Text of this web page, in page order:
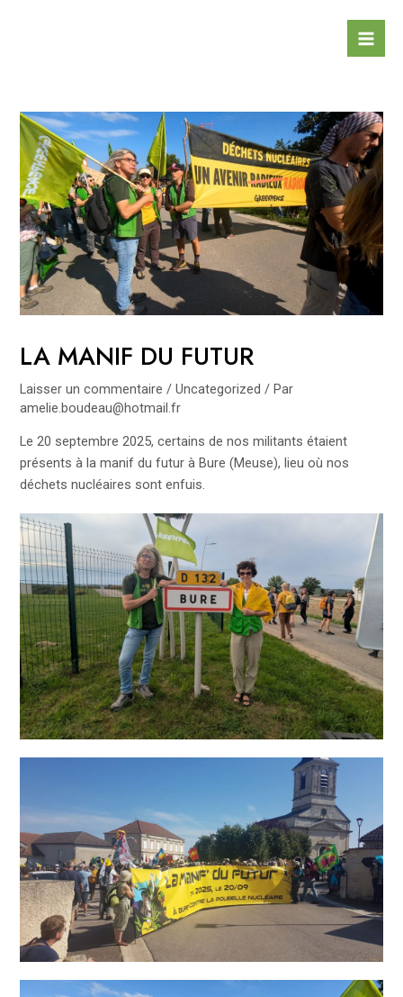
LA MANIF DU FUTUR
Laisser un commentaire /Uncategorized / Par
amelie.boudeau@hotmail.fr
Le 20 septembre 2025, certains de nos militants étaient
présents à la manif du futur à Bure (Meuse), lieu où nos
déchets nucléaires sont enfuis.